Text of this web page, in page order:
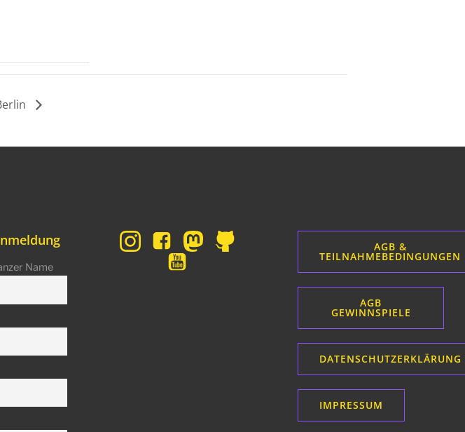
Name
AGB &
TEILNAHMEBEDINGUNGEN
AGB
GEWINNSPIELE
DATENSCHUTZERKLÄRUNG
IMPRESSUM